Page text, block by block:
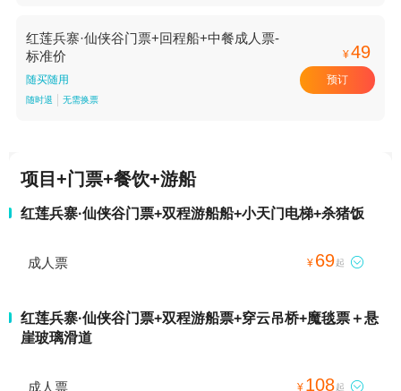
红莲兵寨·仙侠谷门票+回程船+中餐成人票-
标准价
随买随用
随时退 无需换票
¥49
预订
项目+门票+餐饮+游船
红莲兵寨·仙侠谷门票+双程游船船+小天门电梯+杀猪饭
成人票 ¥ 69起 
红莲兵寨·仙侠谷门票+双程游船票+穿云吊桥+魔毯票＋悬
崖玻璃滑道
成人票 ¥ 108起 